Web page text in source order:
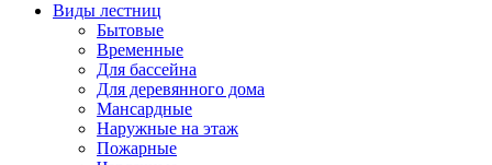
Виды лестниц
Бытовые
Временные
Для бассейна
Для деревянного дома
Мансардные
Наружные на этаж
Пожарные